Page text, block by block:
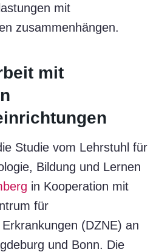
mit
zusammenhängen.
mit
Studie vom Lehrstuhl für
Bildung und Lernen
in Kooperation mit
für
(DZNE) an
und Bonn. Die